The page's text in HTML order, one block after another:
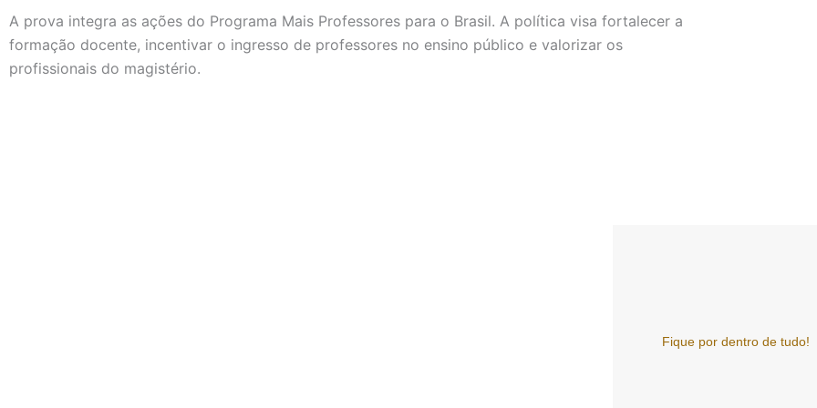
A prova integra as ações do Programa Mais Professores para o Brasil. A política visa fortalecer a
formação docente, incentivar o ingresso de professores no ensino público e valorizar os
profissionais do magistério.
Fique por dentro de tudo!